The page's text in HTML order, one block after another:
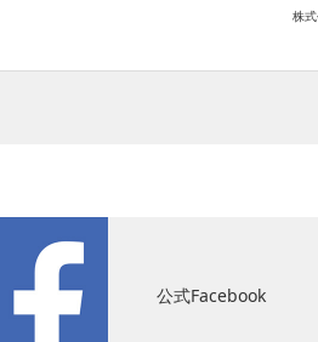
株
公式Facebook